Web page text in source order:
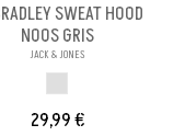
SWEAT HOOD
NOOS GRIS
JACK & JONES
29,99 €